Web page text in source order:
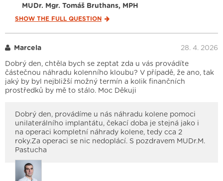
MUDr. Mgr. Tomáš Bruthans, MPH
SHOW THE FULL QUESTION
Marcela 28. 4. 2026
Dobrý den, chtěla bych se zeptat zda u vás provádíte
částečnou náhradu kolenního kloubu? V případě, že ano, tak
jaký by byl nejbližší možný termín a kolik finančních
prostředků by mě to stálo. Moc Děkuji
Dobrý den, provádíme u nás náhradu kolene pomoci
unilaterálního implantátu, čekací doba je stejná jako i
na operaci kompletní náhrady kolene, tedy cca 2
roky.Za operaci se nic nedoplácí. S pozdravem MUDr.M.
Pastucha